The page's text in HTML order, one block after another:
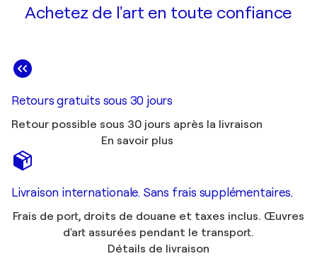
Achetez de l'art en toute confiance
Retours gratuits sous 30 jours
Retour possible sous 30 jours après la livraison
En savoir plus
Livraison internationale. Sans frais supplémentaires.
Frais de port, droits de douane et taxes inclus. Œuvres
d'art assurées pendant le transport.
Détails de livraison